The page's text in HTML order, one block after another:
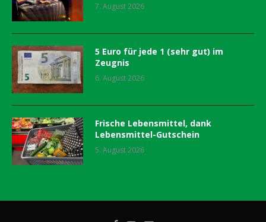
7. August 2026
5 Euro für jede 1 (sehr gut) im
Zeugnis
6. August 2026
Frische Lebensmittel, dank
Lebensmittel-Gutschein
5. August 2026